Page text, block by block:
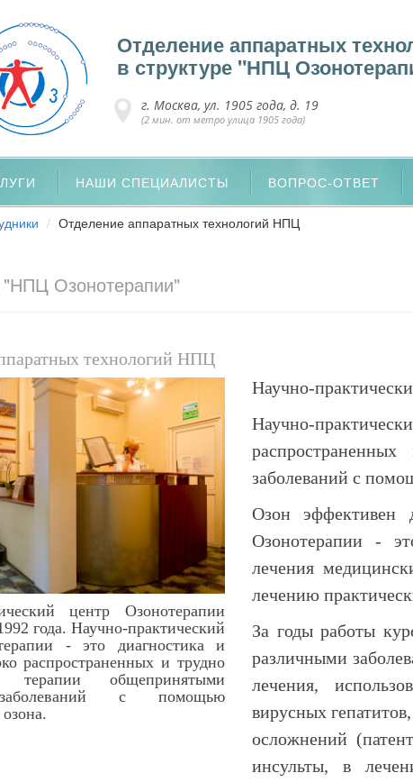
Отделение аппаратных
в структуре "НПЦ
г. Москва, ул. 1905 года, д. 19
(2 мин. от метро улица 1905 года)
НАШИ СПЕЦИАЛИСТЫ ВОПРОС-ОТВЕТ
Отделение аппаратных технологий НПЦ
"НПЦ Озонотерапии"
технологий НПЦ
центр Озонотерапии
года. Научно-практический
- это диагностика и
распространенных и трудно
терапии общепринятыми
с помощью
Научно-
Научно-
заболеваний с
Озон эффективен
Озонотерапии -
лечения
лечению
За годы работы
различными
лечения,
вирусных
осложнений
инсульты, в